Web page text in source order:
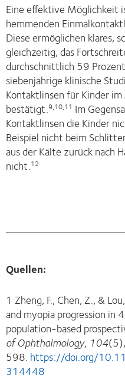
Eine effektive Möglichkeit
hemmenden
Diese ermöglichen klares,
gleichzeitig, das
durchschnittlich 59
siebenjährige klinische
Kontaktlinsen für Kinder
bestätigt.9,10,11 Im
Kontaktlinsen die Kinder
Beispiel nicht beim
aus der Kälte zurück nach
nicht.12
Quellen:
1 Zheng, F., Chen, Z., &
and myopia progression in
population-based
of Ophthalmology, 104
598. https://doi.org/
314448